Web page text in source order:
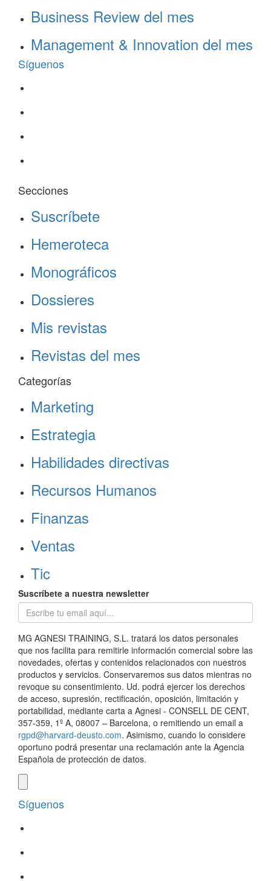
Business Review del mes
Management & Innovation del mes
Síguenos
Secciones
Suscríbete
Hemeroteca
Monográficos
Dossieres
Mis revistas
Revistas del mes
Categorías
Marketing
Estrategia
Habilidades directivas
Recursos Humanos
Finanzas
Ventas
Tic
Suscríbete a nuestra newsletter
MG AGNESI TRAINING, S.L. tratará los datos personales
que nos facilita para remitirle información comercial sobre las
novedades, ofertas y contenidos relacionados con nuestros
productos y servicios. Conservaremos sus datos mientras no
revoque su consentimiento. Ud. podrá ejercer los derechos
de acceso, supresión, rectificación, oposición, limitación y
portabilidad, mediante carta a Agnesi - CONSELL DE CENT,
357-359, 1º A, 08007 – Barcelona, o remitiendo un email a
rgpd@harvard-deusto.com. Asimismo, cuando lo considere
oportuno podrá presentar una reclamación ante la Agencia
Española de protección de datos.
Síguenos